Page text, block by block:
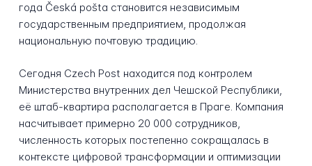
года Česká pošta становится независимым
государственным предприятием, продолжая
национальную почтовую традицию.
Сегодня Czech Post находится под контролем
Министерства внутренних дел Чешской Республики,
её штаб-квартира располагается в Праге. Компания
насчитывает примерно 20 000 сотрудников,
численность которых постепенно сокращалась в
контексте цифровой трансформации и оптимизации